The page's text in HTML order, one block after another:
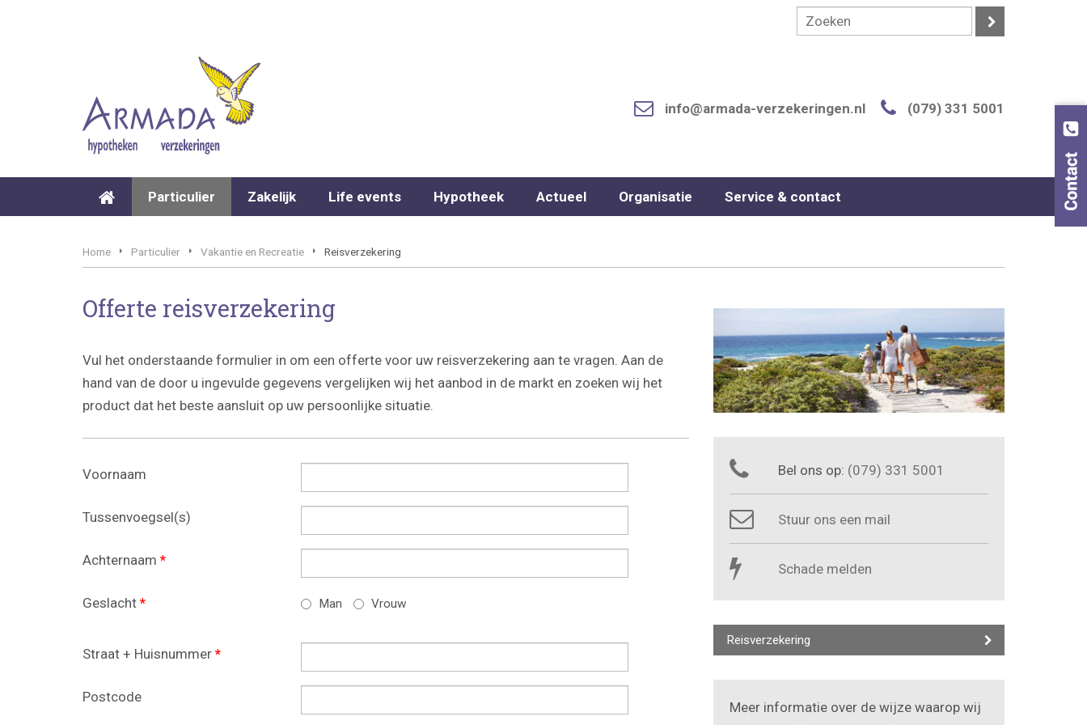
info@armada-verzekeringen.nl (079) 331 5001
Particulier Zakelijk Life events Hypotheek Actueel Organisatie Service & contact
Home Particulier Vakantie en Recreatie Reisverzekering
Offerte reisverzekering
Vul het onderstaande formulier in om een offerte voor uw reisverzekering aan te vragen. Aan de
hand van de door u ingevulde gegevens vergelijken wij het aanbod in de markt en zoeken wij het
product dat het beste aansluit op uw persoonlijke situatie.
Voornaam
Tussenvoegsel(s)
Achternaam *
Geslacht * Man Vrouw
Straat + Huisnummer *
Postcode
Bel ons op: (079) 331 5001
Stuur ons een mail
Schade melden
Reisverzekering
Meer informatie over de wijze waarop wij